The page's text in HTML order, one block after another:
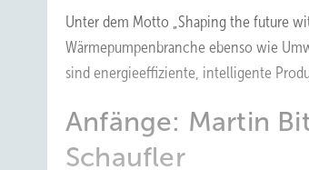
Unter dem Motto „Shaping the future
Wärmepumpenbranche ebenso wie
sind energieeffiziente, intelligente
Anfänge: Martin
Schaufler